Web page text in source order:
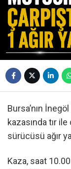
Bursa’nın
kazasında tır
sürücüsü ağır
Kaza, saat